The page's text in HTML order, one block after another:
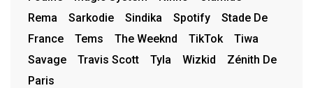
Rema
Sarkodie Sindika Spotify
Stade De
France
Tems The Weeknd TikTok
Tiwa
Savage
Travis Scott Tyla Wizkid
Zénith De
Paris